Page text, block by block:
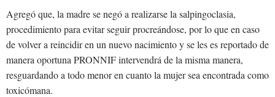
Agregó que, la madre se negó a realizarse la salpingoclasia,
procedimiento para evitar seguir procreándose, por lo que en caso
de volver a reincidir en un nuevo nacimiento y se les es reportado de
manera oportuna PRONNIF intervendrá de la misma manera,
resguardando a todo menor en cuanto la mujer sea encontrada como
toxicómana.